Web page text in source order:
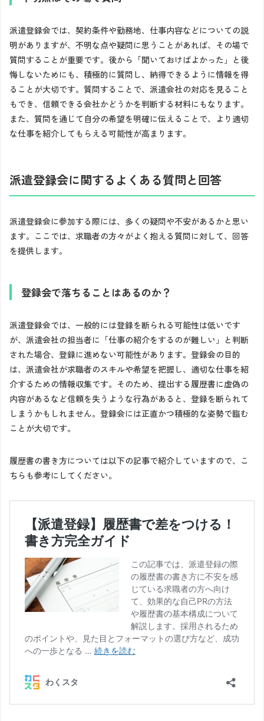
派遣登録会では、契約条件や勤務地、仕事内容などについての説
明がありますが、不明な点や疑問に思うことがあれば、その場で
質問することが重要です。後から「聞いておけばよかった」と後
悔しないためにも、積極的に質問し、納得できるように情報を得
ることが大切です。質問することで、派遣会社の対応を見ること
もでき、信頼できる会社かどうかを判断する材料にもなります。
また、質問を通じて自分の希望を明確に伝えることで、より適切
な仕事を紹介してもらえる可能性が高まります。
派遣登録会に関するよくある質問と回答
派遣登録会に参加する際には、多くの疑問や不安があるかと思い
ます。ここでは、求職者の方々がよく抱える質問に対して、回答
を提供します。
登録会で落ちることはあるのか？
派遣登録会では、一般的には登録を断られる可能性は低いです
が、派遣会社の担当者に「仕事の紹介をするのが難しい」と判断
された場合、登録に進めない可能性があります。登録会の目的
は、派遣会社が求職者のスキルや希望を把握し、適切な仕事を紹
介するための情報収集です。そのため、提出する履歴書に虚偽の
内容があるなど信頼を失うような行為があると、登録を断られて
しまうかもしれません。登録会には正直かつ積極的な姿勢で臨む
ことが大切です。
履歴書の書き方については以下の記事で紹介していますので、こ
ちらも参考にしてください。